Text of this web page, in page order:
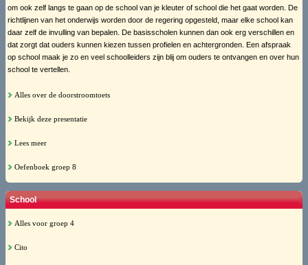
om ook zelf langs te gaan op de school van je kleuter of school die het gaat worden. De
richtlijnen van het onderwijs worden door de regering opgesteld, maar elke school kan
daar zelf de invulling van bepalen. De basisscholen kunnen dan ook erg verschillen en
dat zorgt dat ouders kunnen kiezen tussen profielen en achtergronden. Een afspraak
op school maak je zo en veel schoolleiders zijn blij om ouders te ontvangen en over hun
school te vertellen.
Alles over de doorstroomtoets
Bekijk deze presentatie
Lees meer
Oefenboek groep 8
School
Alles voor groep 4
Cito